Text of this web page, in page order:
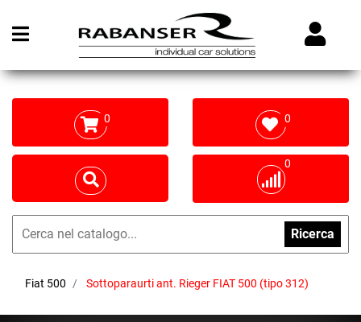
Open menu
0 0
0
Ricerca
Fiat 500 Sottoparaurti ant. Rieger FIAT 500 (tipo 312)